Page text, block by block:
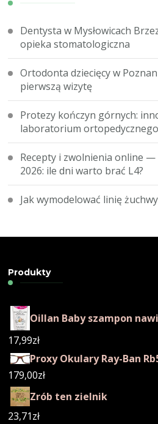
Dentysta w Mysłowicach
opieka stomatologiczna
Ortodonta dziecięcy w
pierwszą wizytę
Protezy kończyn górnych:
laboratorium ortopedycznego
Recepty i zwolnienia online
2026: ile dni warto brać L4?
Jak wymodelować linię
Produkty
Oillan Baby szampon
17,99zł
Proxy Okulary Ray-Ban
179,00zł
Zrób ten zielnik
23,71zł